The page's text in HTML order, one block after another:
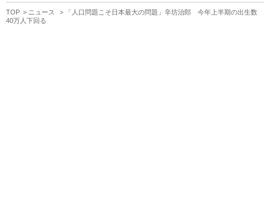
TOP ニュース
「人口問題こそ日本最大の問題」辛坊治郎 今年上半期の出生数
40万人下回る